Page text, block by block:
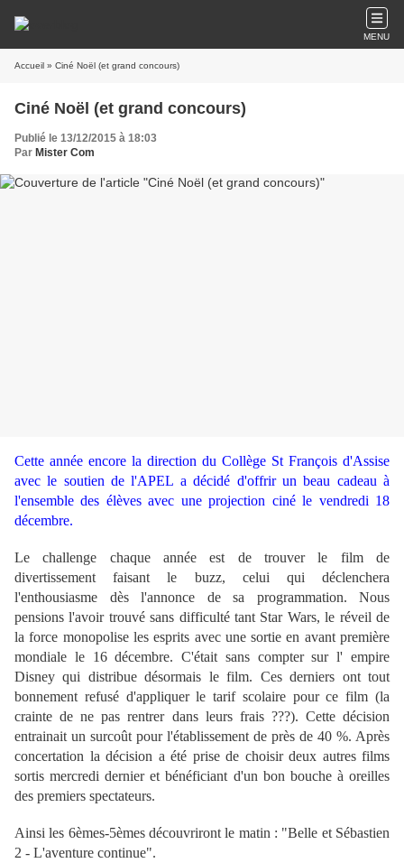
MENU
Accueil » Ciné Noël (et grand concours)
Ciné Noël (et grand concours)
Publié le 13/12/2015 à 18:03
Par Mister Com
Cette année encore la direction du Collège St François d'Assise
avec le soutien de l'APEL a décidé d'offrir un beau cadeau à
l'ensemble des élèves avec une projection ciné le vendredi 18
décembre.
Le challenge chaque année est de trouver le film de
divertissement faisant le buzz, celui qui déclenchera
l'enthousiasme dès l'annonce de sa programmation. Nous
pensions l'avoir trouvé sans difficulté tant Star Wars, le réveil de
la force monopolise les esprits avec une sortie en avant première
mondiale le 16 décembre. C'était sans compter sur l' empire
Disney qui distribue désormais le film. Ces derniers ont tout
bonnement refusé d'appliquer le tarif scolaire pour ce film (la
crainte de ne pas rentrer dans leurs frais ???). Cette décision
entrainait un surcoût pour l'établissement de près de 40 %. Après
concertation la décision a été prise de choisir deux autres films
sortis mercredi dernier et bénéficiant d'un bon bouche à oreilles
des premiers spectateurs.
Ainsi les 6èmes-5èmes découvriront le matin : "Belle et Sébastien
2 - L'aventure continue".